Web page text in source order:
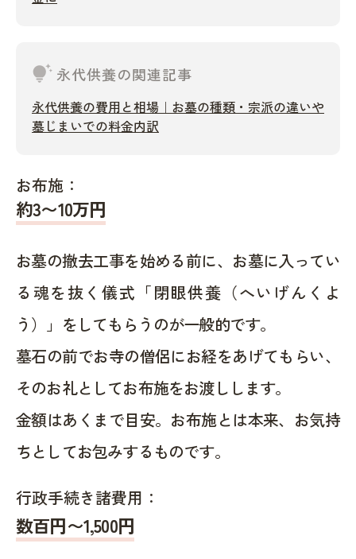
tips_and_updates 永代供養の関連記事
永代供養の費用と相場｜お墓の種類・宗派の違いや
墓じまいでの料金内訳
お布施：
約3〜10万円
お墓の撤去工事を始める前に、お墓に入ってい
る魂を抜く儀式「閉眼供養（へいげんくよ
う）」をしてもらうのが一般的です。
墓石の前でお寺の僧侶にお経をあげてもらい、
そのお礼としてお布施をお渡しします。
金額はあくまで目安。お布施とは本来、お気持
ちとしてお包みするものです。
行政手続き諸費用：
数百円〜1,500円